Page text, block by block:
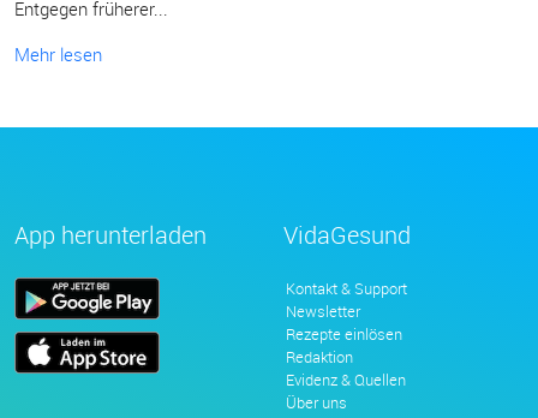
Entgegen früherer...
Mehr lesen
App herunterladen VidaGesund
Kontakt & Support
Newsletter
Rezepte einlösen
Redaktion
Evidenz & Quellen
Über uns